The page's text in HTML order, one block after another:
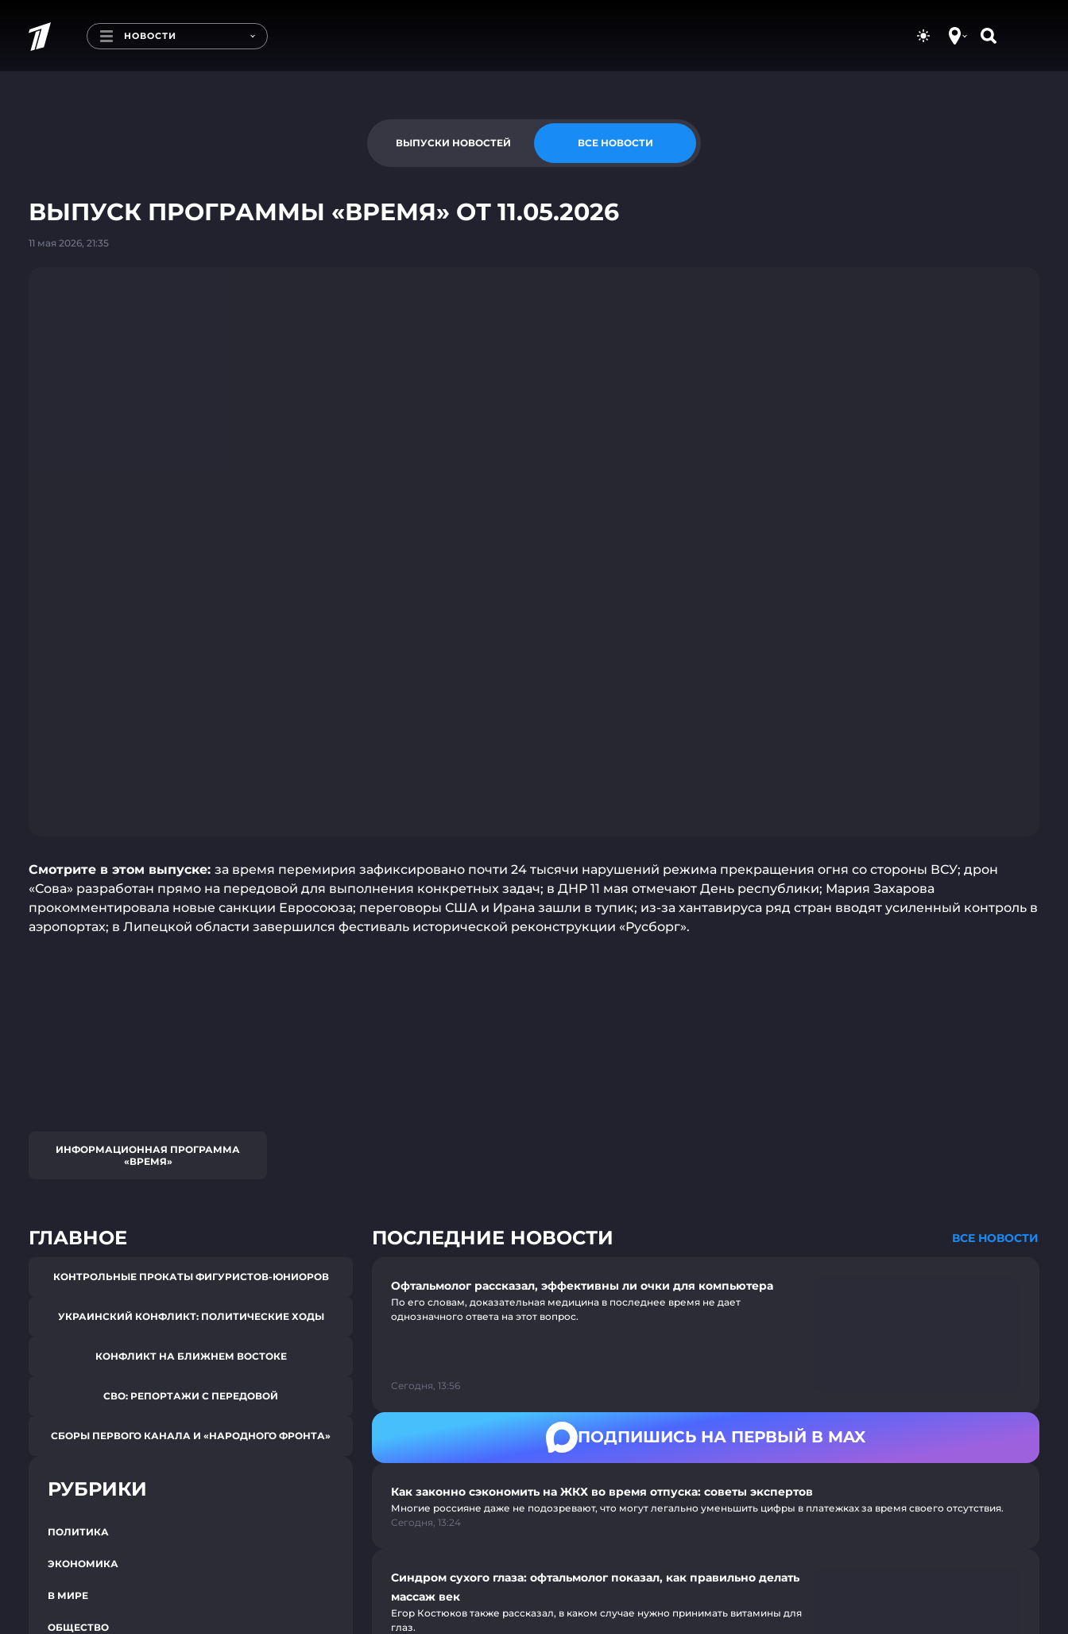
НОВОСТИ
ВЫПУСКИ НОВОСТЕЙ ВСЕ НОВОСТИ
ВЫПУСК ПРОГРАММЫ «ВРЕМЯ» ОТ 11.05.2026
11 мая 2026, 21:35
Смотрите в этом выпуске: за время перемирия зафиксировано почти 24 тысячи нарушений режима прекращения огня со стороны ВСУ; дрон
«Сова» разработан прямо на передовой для выполнения конкретных задач; в ДНР 11 мая отмечают День республики; Мария Захарова
прокомментировала новые санкции Евросоюза; переговоры США и Ирана зашли в тупик; из-за хантавируса ряд стран вводят усиленный контроль в
аэропортах; в Липецкой области завершился фестиваль исторической реконструкции «Русборг».
ИНФОРМАЦИОННАЯ ПРОГРАММА
«ВРЕМЯ»
ГЛАВНОЕ
КОНТРОЛЬНЫЕ ПРОКАТЫ ФИГУРИСТОВ-ЮНИОРОВ
УКРАИНСКИЙ КОНФЛИКТ: ПОЛИТИЧЕСКИЕ ХОДЫ
КОНФЛИКТ НА БЛИЖНЕМ ВОСТОКЕ
СВО: РЕПОРТАЖИ С ПЕРЕДОВОЙ
СБОРЫ ПЕРВОГО КАНАЛА И «НАРОДНОГО ФРОНТА»
РУБРИКИ
ПОЛИТИКА
ЭКОНОМИКА
В МИРЕ
ОБЩЕСТВО
ПОСЛЕДНИЕ НОВОСТИ ВСЕ НОВОСТИ
Офтальмолог рассказал, эффективны ли очки для компьютера
По его словам, доказательная медицина в последнее время не дает
однозначного ответа на этот вопрос.
Сегодня, 13:56
ПОДПИШИСЬ НА ПЕРВЫЙ В MAX
Как законно сэкономить на ЖКХ во время отпуска: советы экспертов
Многие россияне даже не подозревают, что могут легально уменьшить цифры в платежках за время своего отсутствия.
Сегодня, 13:24
Синдром сухого глаза: офтальмолог показал, как правильно делать
массаж век
Егор Костюков также рассказал, в каком случае нужно принимать витамины для
глаз.